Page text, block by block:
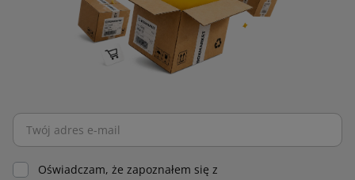
Oświadczam, że zapoznałem się z